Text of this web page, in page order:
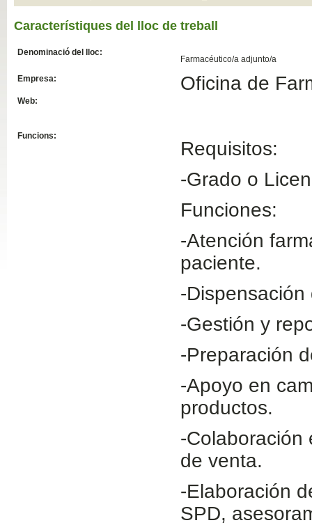
Característiques del lloc de treball
Denominació del lloc:
Farmacéutico/a adjunto/a
Empresa:
Oficina de
Web:
Funcions:
Requisitos:
-Grado o
Funciones:
-Atención
paciente.
-
-Gestión y
-Preparación
-Apoyo en
productos.
-Colaboración
de venta.
-Elaboración
SPD,